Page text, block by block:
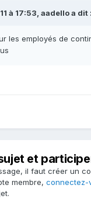
à 17:53, aadello a dit :
les employés de
et
il faut créer un
membre, connectez-